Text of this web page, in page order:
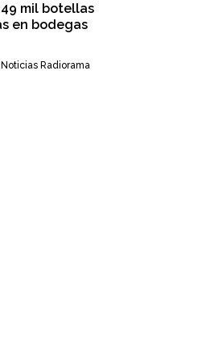
mil botellas
en bodegas
Noticias Radiorama